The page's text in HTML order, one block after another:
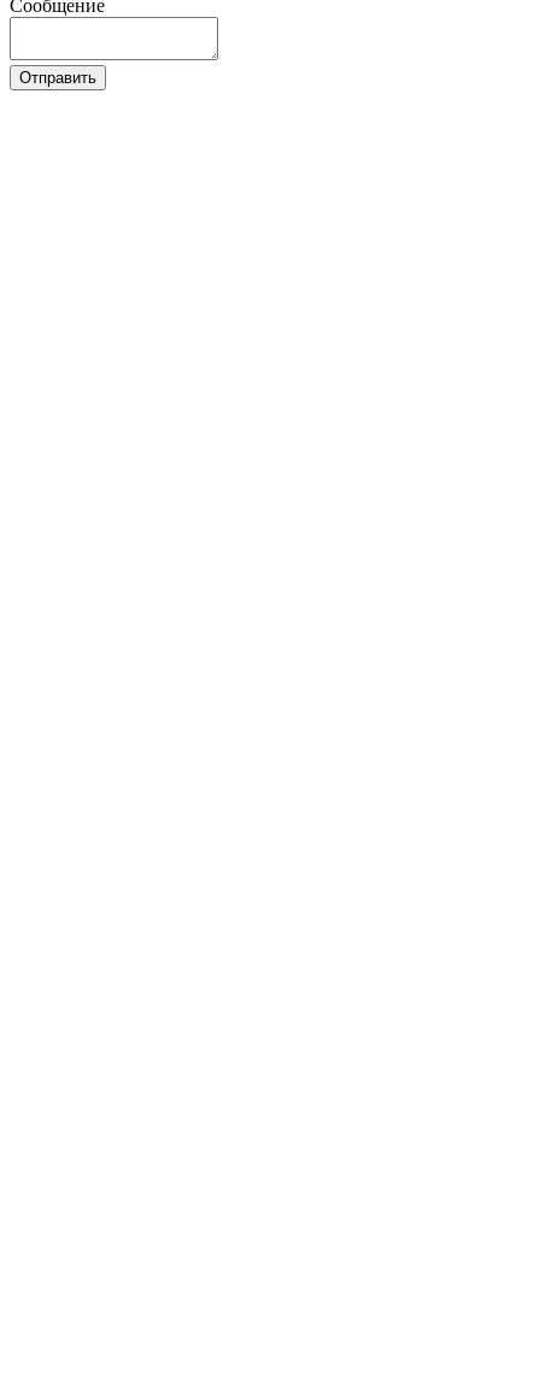
Сообщение
Отправить